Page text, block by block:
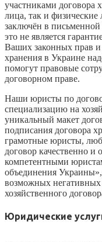
участниками договора
лица, так и
заключён в
это не является
Ваших законных прав и
хранения в Украине
помогут правовые
договорном праве.
Наши юристы по
специализацию на
уникальный макет
подписания договора
грамотные юристы,
договор качественно и
компетентными
объединения
возможных
хозяйственного
Юридические